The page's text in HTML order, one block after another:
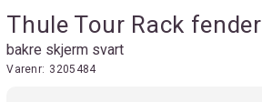
Thule Tour Rack fender
bakre skjerm svart
Varenr: 3205484